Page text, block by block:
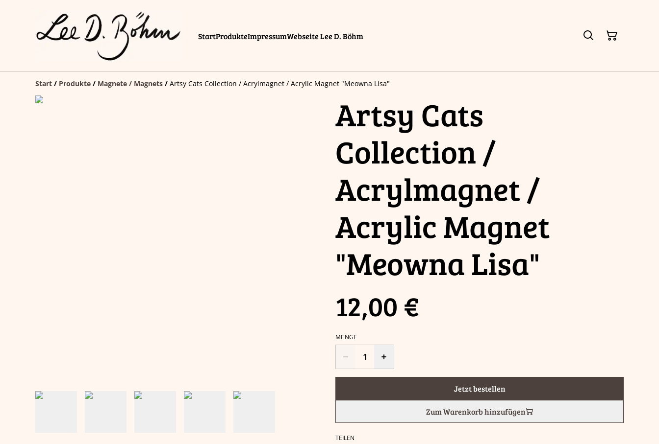
StartProdukteImpressumWebseite Lee D. Böhm
Start / Produkte / Magnete / Magnets / Artsy Cats Collection / Acrylmagnet / Acrylic Magnet "Meowna Lisa"
Artsy Cats
Collection /
Acrylmagnet /
Acrylic Magnet
"Meowna Lisa"
12,00 €
MENGE
Jetzt bestellen
Zum Warenkorb hinzufügen
TEILEN